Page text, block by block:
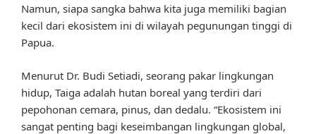
Namun, siapa sangka bahwa kita juga memiliki bagian
kecil dari ekosistem ini di wilayah pegunungan tinggi di
Papua.
Menurut Dr. Budi Setiadi, seorang pakar lingkungan
hidup, Taiga adalah hutan boreal yang terdiri dari
pepohonan cemara, pinus, dan dedalu. “Ekosistem ini
sangat penting bagi keseimbangan lingkungan global,